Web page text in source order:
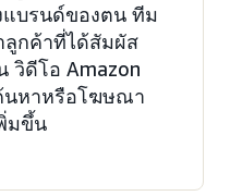
แบรนด์ของตน ทีม
ลูกค้าที่ได้สัมผัส
วิดีโอ Amazon
นหาหรือโฆษณา
มขึ้น